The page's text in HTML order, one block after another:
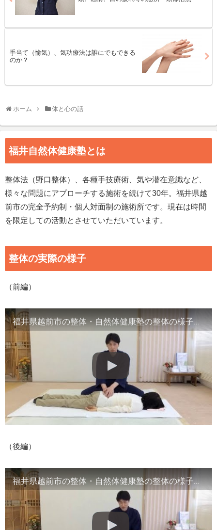
手当て（愉気）、気功療法は誰にでもできる
のか？
ホーム 体と心の話
福井自然体健康塾とは
整体法（野口整体）、各種手技療術、気や潜在意識など、
様々な問題にアプローチする施術を続けて30年。福井県越
前市の完全予約制・個人対面制の施術所です。現在は時間
を限定しての活動とさせていただいています。
整体の実際の様子
（前編）
福井県越前市の整体・自然体健康塾の整体の様子（1）背骨の観察／骨盤他
（後編）
福井県越前市の整体・自然体健康塾の整体の様子（2）腹部や首など